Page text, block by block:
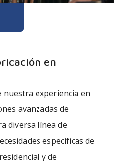
en
nuestra experiencia en
avanzadas de
diversa línea de
específicas de
y de